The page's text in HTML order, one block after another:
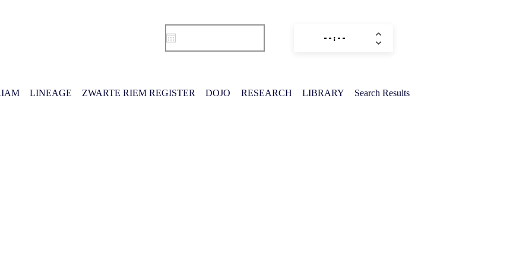
LINEAGE ZWARTE RIEM REGISTER DOJO RESEARCH LIBRARY Search Results